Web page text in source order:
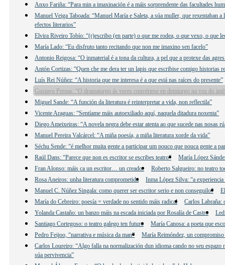
Anxo Fariña: “Para min a imaxinación é a máis sorprendente das facultades
Manuel Veiga Taboada: “Manuel María e Saleta, a súa muller, que rexentaban
efectos literarios”
Elvira Riveiro Tobío: “(r)escribo (en parte) o que me rodea, o que vexo, o que
María Lado: “Eu disfruto tanto recitando que non me imaxino sen facelo”
Antonio Reigosa: “O inmaterial é a tona da cultura, a pel que a protexe das
Antón Cortizas: “Quen che me dera ter un lapis que escribise comigo historias
Luís Rei Núñez: “A historia que me interesa é a que está nas raíces do presente”
Gustavo Pernas: “O dramaturgo ás veces convértese en demiurgo na voz do
Miguel Sande: “A función da literatura é reinterpretar a vida, non reflectila”
Vicente Araguas: “Sentíame máis autoexiliado aquí, naquela ditadura noxenta”
Diego Ameixeiras: “A novela negra debe estar atenta ao que sucede nas nosas
Manuel Pereira Valcárcel: “A miña poesía, a miña literatura xorde da vida”
Séchu Sende: “é melhor muita gente a participar um pouco que pouca gente a
Raúl Dans: “Parece que non es escritor se escribes teatro”
María López
Fran Alonso: máis ca un escritor… un creador
Roberto Salgueiro: no teatro
Rosa Aneiros: unha literatura comprometida
Inma López Silva: “a
Manuel C. Núñez Singala: como querer ser escritor serio e non conseguilo?
María do Cebreiro: poesía = verdade no sentido máis radical
Carlos Labraña:
Yolanda Castaño: un banzo máis na escada iniciada por Rosalía de Castro
Santiago Cortegoso: o teatro galego ten futuro
María Canosa: a poeta que
Pedro Feijoo, “narrativa e música da man”
María Reimóndez, un compromiso
Carlos Loureiro: “Algo falla na normalización dun idioma cando no seu
súa pervivencia”